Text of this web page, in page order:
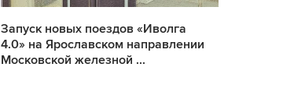
Запуск новых поездов «Иволга
4.0» на Ярославском направлении
Московской железной ...